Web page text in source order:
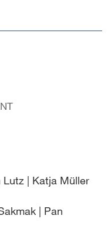
| Katja Müller
| Pan